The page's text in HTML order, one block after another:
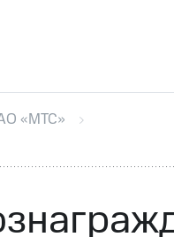
Контакты
Информация
облигаций
«МТС»